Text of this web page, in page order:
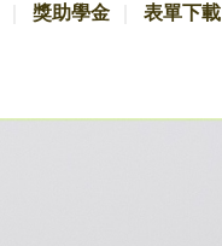
獎助學金 表單下載